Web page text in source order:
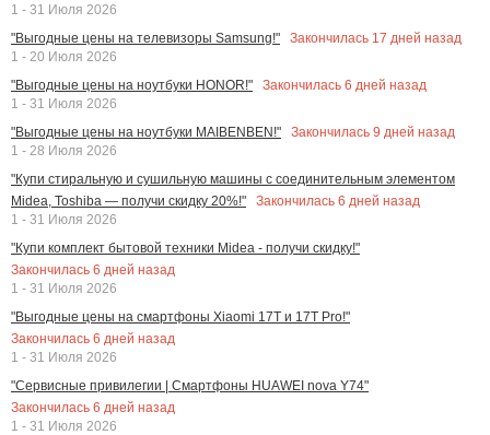
1 - 31 Июля 2026
"Выгодные цены на телевизоры Samsung!"
Закончилась 17 дней назад
1 - 20 Июля 2026
"Выгодные цены на ноутбуки HONOR!"
Закончилась 6 дней назад
1 - 31 Июля 2026
"Выгодные цены на ноутбуки MAIBENBEN!"
Закончилась 9 дней назад
1 - 28 Июля 2026
"Купи стиральную и сушильную машины с соединительным элементом
Midea, Toshiba — получи скидку 20%!"
Закончилась 6 дней назад
1 - 31 Июля 2026
"Купи комплект бытовой техники Midea - получи скидку!"
Закончилась 6 дней назад
1 - 31 Июля 2026
"Выгодные цены на смартфоны Xiaomi 17T и 17T Pro!"
Закончилась 6 дней назад
1 - 31 Июля 2026
"Сервисные привилегии | Смартфоны HUAWEI nova Y74"
Закончилась 6 дней назад
1 - 31 Июля 2026